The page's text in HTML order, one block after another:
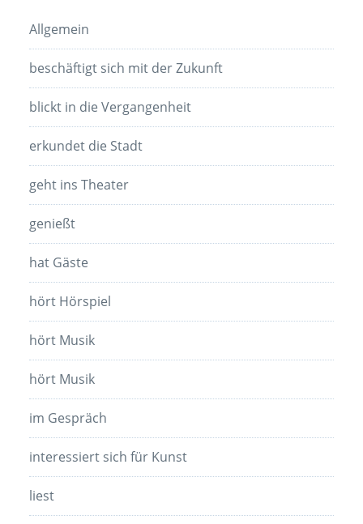
Allgemein
beschäftigt sich mit der Zukunft
blickt in die Vergangenheit
erkundet die Stadt
geht ins Theater
genießt
hat Gäste
hört Hörspiel
hört Musik
hört Musik
im Gespräch
interessiert sich für Kunst
liest